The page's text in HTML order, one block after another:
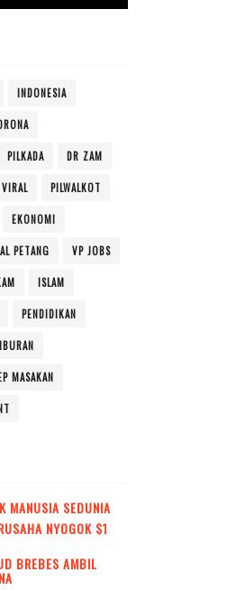
INDONESIA
PILKADA DR ZAM
PILWALKOT
EKONOMI
PETANG VP JOBS
ISLAM
PENDIDIKAN
MASAKAN
MANUSIA SEDUNIA
NYOGOK $1
BREBES AMBIL